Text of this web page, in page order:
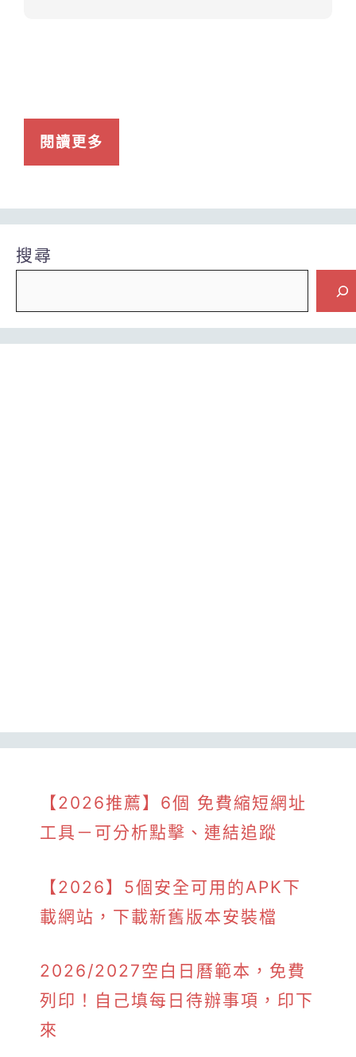
閱讀更多
搜尋
【2026推薦】6個 免費縮短網址
工具－可分析點擊、連結追蹤
【2026】5個安全可用的APK下
載網站，下載新舊版本安裝檔
2026/2027空白日曆範本，免費
列印！自己填每日待辦事項，印下
來